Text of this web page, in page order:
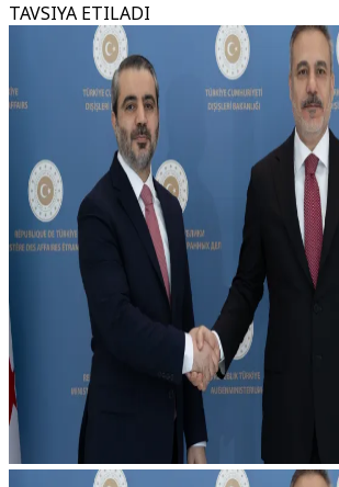
TAVSIYA ETILADI